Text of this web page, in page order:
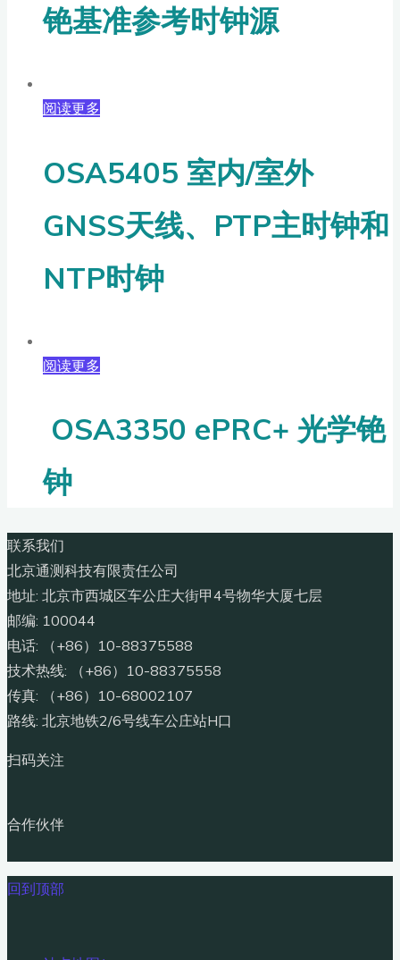
铯基准参考时钟源
阅读更多
OSA5405 室内/室外
GNSS天线、PTP主时钟和
NTP时钟
阅读更多
OSA3350 ePRC+ 光学铯
钟
联系我们
北京通测科技有限责任公司
地址: 北京市西城区车公庄大街甲4号物华大厦七层
邮编: 100044
电话: （+86）10-88375588
技术热线: （+86）10-88375558
传真: （+86）10-68002107
路线: 北京地铁2/6号线车公庄站H口
扫码关注
合作伙伴
回到顶部